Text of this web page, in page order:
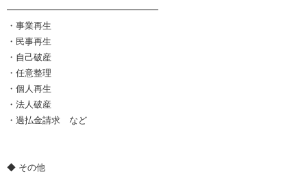
━━━━━━━━━━━━━━━━━
・事業再生
・民事再生
・自己破産
・任意整理
・個人再生
・法人破産
・過払金請求 など
◆ その他